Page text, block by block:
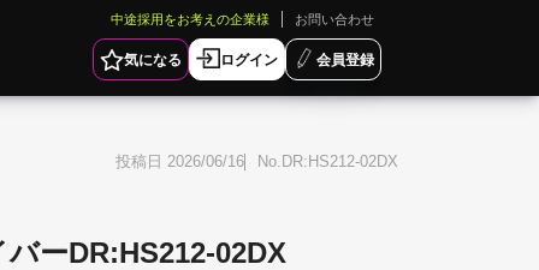
中途採用をお考えの企業様 お問い合わせ
気になる ログイン 会員登録
DR:HS212-02DX
投稿日 2026/06/16
ーDR:HS212-02DX